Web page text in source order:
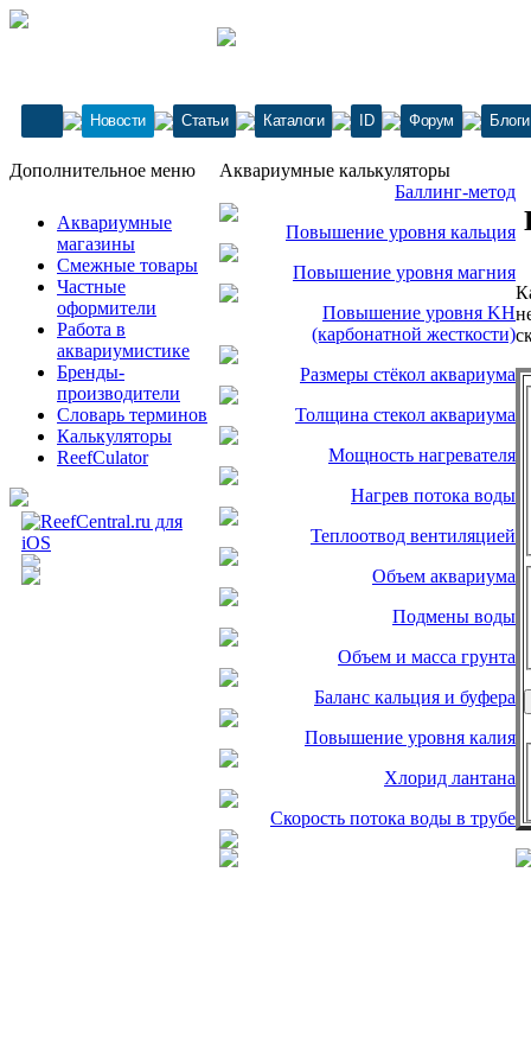
Новости Статьи Каталоги ID Форум Блоги
Дополнительное меню
Аквариумные
магазины
Смежные товары
Частные
оформители
Работа в
аквариумистике
Бренды-
производители
Словарь терминов
Калькуляторы
ReefCulator
Аквариумные калькуляторы
Баллинг-метод
Повышение уровня кальция
Повышение уровня магния
Повышение уровня KH
(карбонатной жесткости)
Размеры стёкол аквариума
Толщина стекол аквариума
Мощность нагревателя
Нагрев потока воды
Теплоотвод вентиляцией
Объем аквариума
Подмены воды
Объем и масса грунта
Баланс кальция и буфера
Повышение уровня калия
Хлорид лантана
Скорость потока воды в трубе